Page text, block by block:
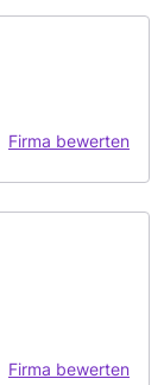
Firma bewerten
Firma bewerten